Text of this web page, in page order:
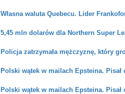
Własna waluta Quebecu. Lider
5,45 mln dolarów dla Northern Super
Policja zatrzymała mężczyznę, który
Polski wątek w mailach Epsteina. Pisał
Polski wątek w mailach Epsteina. Pisał